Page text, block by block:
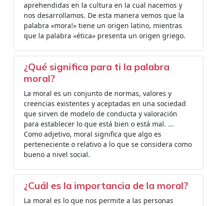
aprehendidas en la cultura en la cual nacemos y
nos desarrollamos. De esta manera vemos que la
palabra «mora!» tiene un origen latino, mientras
que la palabra «ética» presenta un origen griego.
¿Qué significa para ti la palabra
moral?
La moral es un conjunto de normas, valores y
creencias existentes y aceptadas en una sociedad
que sirven de modelo de conducta y valoración
para establecer lo que está bien o está mal. ...
Como adjetivo, moral significa que algo es
perteneciente o relativo a lo que se considera como
bueno a nivel social.
¿Cuál es la importancia de la moral?
La moral es lo que nos permite a las personas